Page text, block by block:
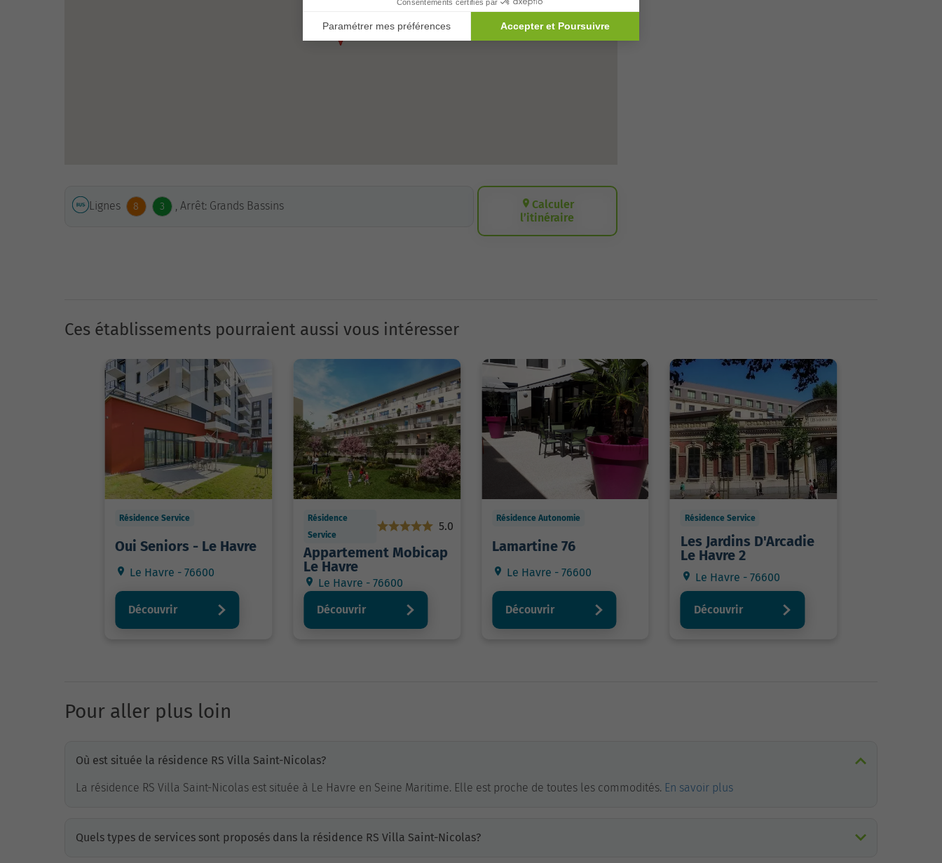
Lignes 8 3 , Arrêt: Grands Bassins
Calculer
l’itinéraire
Ces établissements pourraient aussi vous intéresser
Résidence Service
Oui Seniors - Le Havre
Le Havre - 76600
Découvrir
Résidence
Service
5.0
Appartement Mobicap
Le Havre
Le Havre - 76600
Découvrir
Résidence Autonomie
Lamartine 76
Le Havre - 76600
Découvrir
Résidence Service
Les Jardins D'Arcadie
Le Havre 2
Le Havre - 76600
Découvrir
Pour aller plus loin
Où est située la résidence RS Villa Saint-Nicolas?
La résidence RS Villa Saint-Nicolas est située à Le Havre en Seine Maritime. Elle est proche de toutes les commodités. En savoir plus
Quels types de services sont proposés dans la résidence RS Villa Saint-Nicolas?